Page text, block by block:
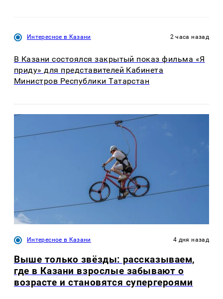
Интересное в Казани 2 часа назад
В Казани состоялся закрытый показ фильма «Я
приду» для представителей Кабинета
Министров Республики Татарстан
Интересное в Казани 4 дня назад
Выше только звёзды: рассказываем,
где в Казани взрослые забывают о
возрасте и становятся супергероями